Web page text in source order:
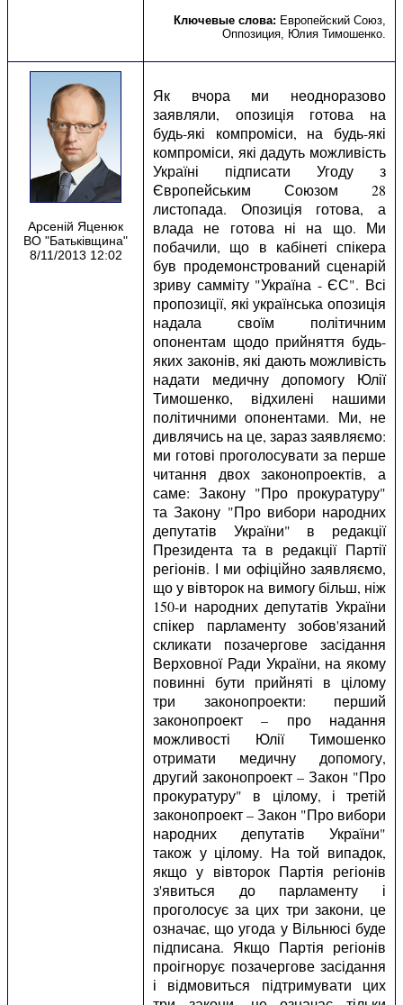
Ключевые слова: Европейский Союз
Оппозиция
Юлия Тимошенко
Арсеній Яценюк
ВО "Батьківщина"
8/11/2013 12:02
Як вчора ми неодноразово
заявляли, опозиція готова на
будь-які компроміси, на будь-які
компроміси, які дадуть можливість
Україні підписати Угоду з
Європейським Союзом 28
листопада. Опозиція готова, а
влада не готова ні на що. Ми
побачили, що в кабінеті спікера
був продемонстрований сценарій
зриву самміту "Україна - ЄС". Всі
пропозиції, які українська опозиція
надала своїм політичним
опонентам щодо прийняття будь-
яких законів, які дають можливість
надати медичну допомогу Юлії
Тимошенко, відхилені нашими
політичними опонентами. Ми, не
дивлячись на це, зараз заявляємо:
ми готові проголосувати за перше
читання двох законопроектів, а
саме: Закону "Про прокуратуру"
та Закону "Про вибори народних
депутатів України" в редакції
Президента та в редакції Партії
регіонів. І ми офіційно заявляємо,
що у вівторок на вимогу більш, ніж
150-и народних депутатів України
спікер парламенту зобов'язаний
скликати позачергове засідання
Верховної Ради України, на якому
повинні бути прийняті в цілому
три законопроекти: перший
законопроект – про надання
можливості Юлії Тимошенко
отримати медичну допомогу,
другий законопроект – Закон "Про
прокуратуру" в цілому, і третій
законопроект – Закон "Про вибори
народних депутатів України"
також у цілому. На той випадок,
якщо у вівторок Партія регіонів
з'явиться до парламенту і
проголосує за цих три закони, це
означає, що угода у Вільнюсі буде
підписана. Якщо Партія регіонів
проігнорує позачергове засідання
і відмовиться підтримувати цих